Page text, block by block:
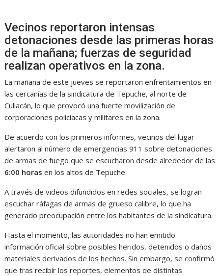
Vecinos reportaron intensas
detonaciones desde las primeras horas
de la mañana; fuerzas de seguridad
realizan operativos en la zona.
La mañana de este jueves se reportaron enfrentamientos en
las cercanías de la sindicatura de Tepuche, al norte de
Culiacán, lo que provocó una fuerte movilización de
corporaciones policiacas y militares en la zona.
De acuerdo con los primeros informes, vecinos del lugar
alertaron al número de emergencias 911 sobre detonaciones
de armas de fuego que se escucharon desde alrededor de las
6:00 horas en los altos de Tepuche.
A través de videos difundidos en redes sociales, se logran
escuchar ráfagas de armas de grueso calibre, lo que ha
generado preocupación entre los habitantes de la sindicatura.
Hasta el momento, las autoridades no han emitido
información oficial sobre posibles heridos, detenidos o daños
materiales derivados de los hechos. Sin embargo, se confirmó
que tras recibir los reportes, elementos de distintas